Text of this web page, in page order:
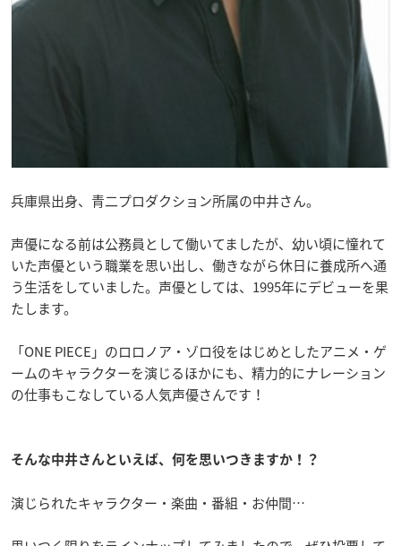
兵庫県出身、青二プロダクション所属の中井さん。
声優になる前は公務員として働いてましたが、幼い頃に憧れて
いた声優という職業を思い出し、働きながら休日に養成所へ通
う生活をしていました。声優としては、1995年にデビューを果
たします。
「ONE PIECE」のロロノア・ゾロ役をはじめとしたアニメ・ゲ
ームのキャラクターを演じるほかにも、精力的にナレーション
の仕事もこなしている人気声優さんです！
そんな中井さんといえば、何を思いつきますか！？
演じられたキャラクター・楽曲・番組・お仲間…